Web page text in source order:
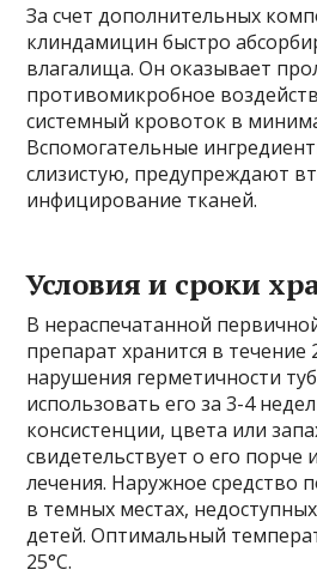
За счет дополнительных
клиндамицин быстро
влагалища. Он оказывает
противомикробное
системный кровоток в
Вспомогательные
слизистую, предупреждают
инфицирование тканей.
Условия и сроки
В нераспечатанной
препарат хранится в течение
нарушения герметичности
использовать его за 3-4
консистенции, цвета или
свидетельствует о его порче
лечения. Наружное средство
в темных местах,
детей. Оптимальный
25°C.